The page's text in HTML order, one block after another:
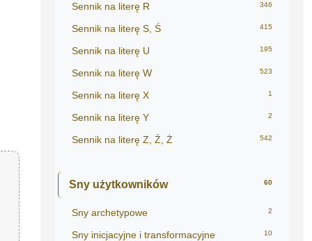
Sennik na literę R 346
Sennik na literę S, Ś 415
Sennik na literę U 195
Sennik na literę W 523
Sennik na literę X 1
Sennik na literę Y 2
Sennik na literę Z, Ź, Ż 542
Sny użytkowników 60
Sny archetypowe 2
Sny inicjacyjne i transformacyjne 10